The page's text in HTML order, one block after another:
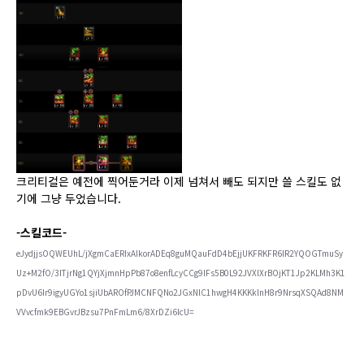
크리티컬은 예전에 찍어둔거라 이제 넘쳐서 빼도 되지만 쓸 스킬도 없
기에 그냥 두었습니다.
-스킬코드-
eJydjjsOQWEUhL/jXgmCaERIxAIkorADEq8guMQauFdD4bEjjUKFRKFR6lR2YQOGTmuSy
Uz+M2fO/3ITjrNg1QYjXjmnHpPb87o8enfLcyCCg9lFs5B0L92JVXlXrBOjKT1Jp2KLMh3K1
pDvU6Ir9igyUGYo1sjiUbAROfPJMCNFQNo2JGxNlC1hwgH4KKKklnH8r9NrsqXSQAd8NM
VVvcfmk9EBGvrJBzsu7PnFmLm6/8XrDZi6IcU=